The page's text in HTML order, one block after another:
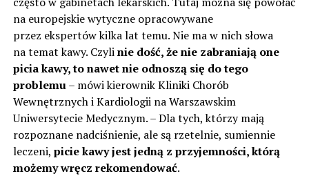
na europejskie wytyczne opracowywane
przez ekspertów kilka lat temu. Nie ma w nich słowa
na temat kawy. Czylinie dość, że nie zabraniają one
picia kawy, to nawet nie odnoszą się do tego
problemu– mówi kierownik Kliniki Chorób
Wewnętrznych i Kardiologii na Warszawskim
Uniwersytecie Medycznym. – Dla tych, którzy mają
rozpoznane nadciśnienie, ale są rzetelnie, sumiennie
leczeni, picie kawy jest jedną z przyjemności, którą
możemy wręcz rekomendować.